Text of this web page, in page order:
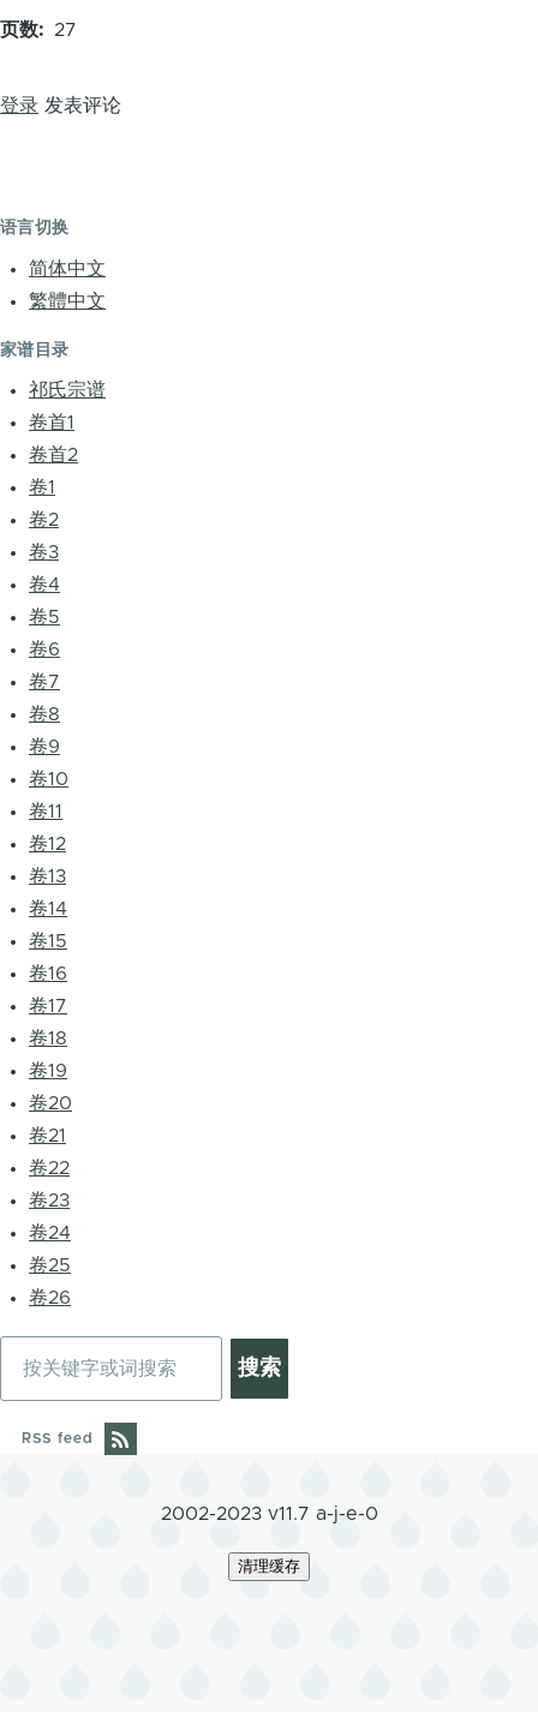
页数 27
登录 发表评论
语言切换
简体中文
繁體中文
家谱目录
祁氏宗谱
卷首1
卷首2
卷1
卷2
卷3
卷4
卷5
卷6
卷7
卷8
卷9
卷10
卷11
卷12
卷13
卷14
卷15
卷16
卷17
卷18
卷19
卷20
卷21
卷22
卷23
卷24
卷25
卷26
RSS feed
2002-2023 v11.7 a-j-e-0